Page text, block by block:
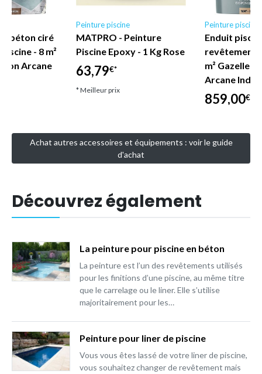
béton ciré
- 8 m²
Arcane
Peinture piscine
MATPRO - Peinture
Piscine Epoxy - 1 Kg Rose
63,79€*
* Meilleur prix
Peinture piscine
Enduit
revêtement
m² Gazelle
Arcane
859,00€*
Achat autres accessoires et équipements : voir le guide
d'achat
Découvrez également
La peinture pour piscine en béton
La peinture est l’un des revêtements utilisés
pour les finitions d’une piscine, au même titre
que le carrelage ou le liner. Elle s’utilise
majoritairement pour les…
Peinture pour liner de piscine
Vous vous êtes lassé de votre liner de piscine,
vous souhaitez changer de revêtement mais